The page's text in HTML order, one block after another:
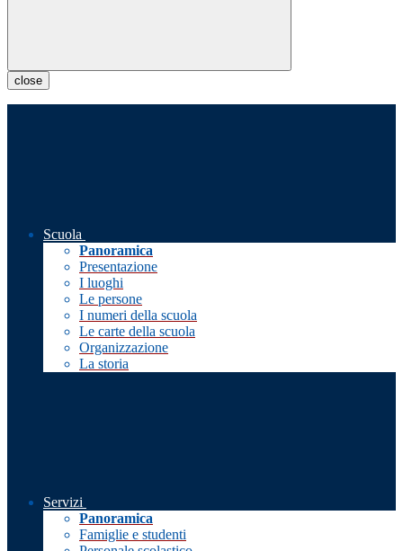
close
Scuola
Panoramica
Presentazione
I luoghi
Le persone
I numeri della scuola
Le carte della scuola
Organizzazione
La storia
Servizi
Panoramica
Famiglie e studenti